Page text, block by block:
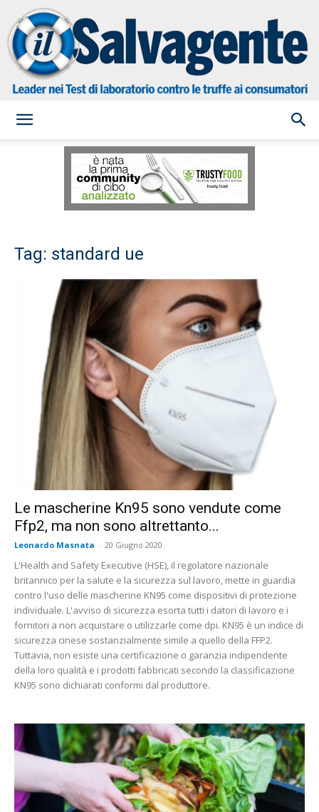
Salvagente
Tag: standard ue
Le mascherine Kn95 sono vendute come
Ffp2, ma non sono altrettanto...
Leonardo Masnata - 20 Giugno 2020
L'Health and Safety Executive (HSE), il regolatore nazionale
britannico per la salute e la sicurezza sul lavoro, mette in guardia
contro l'uso delle mascherine KN95 come dispositivi di protezione
individuale. L'avviso di sicurezza esorta tutti i datori di lavoro e i
fornitori a non acquistare o utilizzarle come dpi. KN95 è un indice di
sicurezza cinese sostanzialmente simile a quello della FFP2.
Tuttavia, non esiste una certificazione o garanzia indipendente
della loro qualità e i prodotti fabbricati secondo la classificazione
KN95 sono dichiarati conformi dal produttore.